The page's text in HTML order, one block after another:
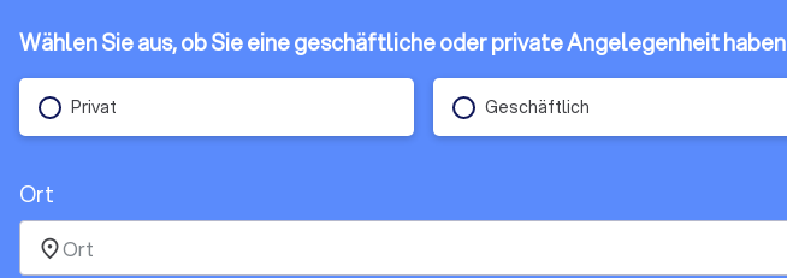
Wählen Sie aus, ob Sie eine geschäftliche oder private Angelegenheit haben
Privat Geschäftlich
Ort
place